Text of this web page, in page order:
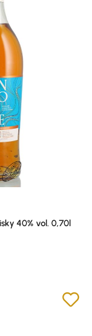
40% vol. 0,70l